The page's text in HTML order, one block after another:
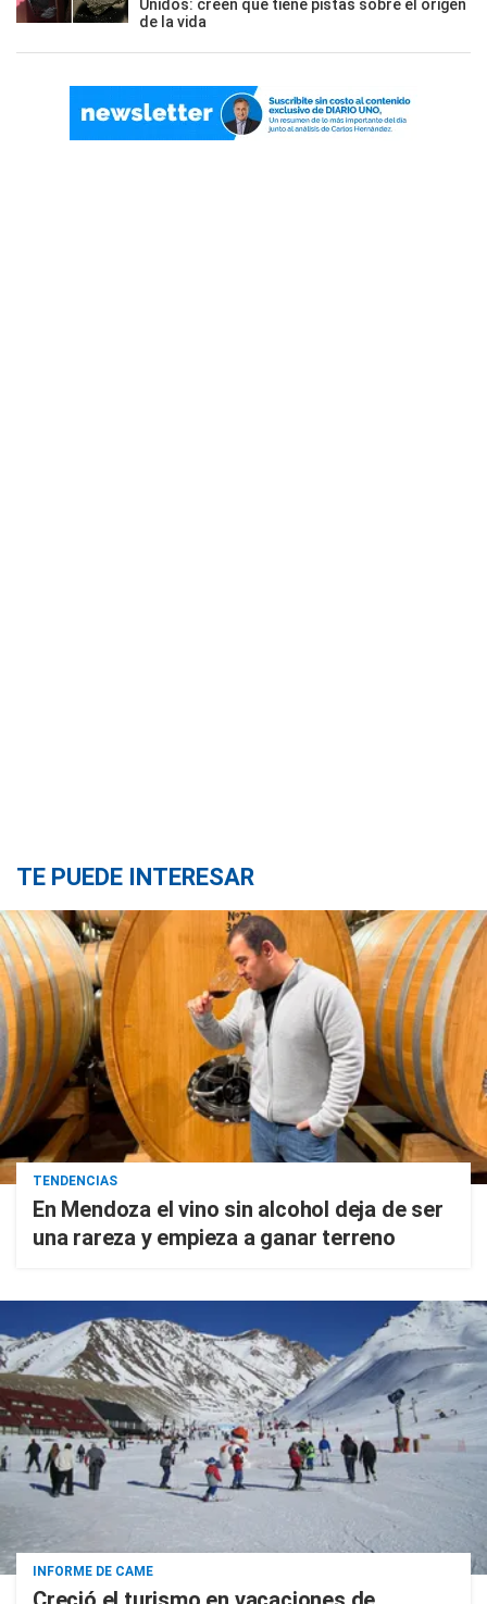
Unidos: creen que tiene pistas sobre el origen
de la vida
TE PUEDE INTERESAR
TENDENCIAS
En Mendoza el vino sin alcohol deja de ser
una rareza y empieza a ganar terreno
INFORME DE CAME